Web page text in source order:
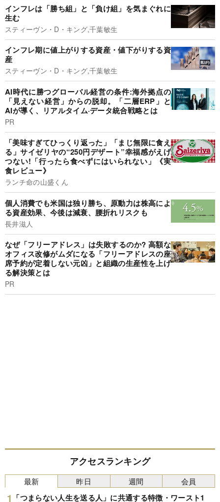
インフレは「勝ち組」と「負け組」を気まぐれに
生む
スティーヴン・D・キング,千葉敏生
インフレ期に値上がりする資産・値下がりする資
産
スティーヴン・D・キング,千葉敏生
AI時代に勝つグローバル経営の条件:海外拠点の
「見えない経営」からの脱却。「二層ERP」と
AIが導く、リアルタイム·データ統合戦略とは
PR
「美味すぎてひっくり返った」「まじ無限に食え
る」サイゼリヤの“250円デザート”幸福感がえげ
つない!「行ったら食べずにはいられない」《実
食レビュー》
ランチ命の山盛くん
個人消費でも米国は独り勝ち、原動力は株高によ
る資産効果、今後は減衰、腰折れリスクも
長井滋人
なぜ「フリーアドレス」は失敗するのか? 高額な
オフィス改修がムダになる「フリーアドレスの座
席予約が定着しない元凶」と組織の生産性を上げ
る解決策とは
PR
アクセスランキング
最新
「つまらない人生を送る人」に共通する特徴・ワースト1
昨日 週間 会員